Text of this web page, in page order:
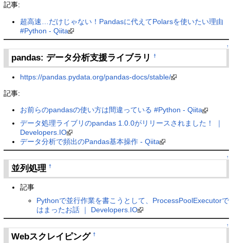
記事:
超高速…だけじゃない！Pandasに代えてPolarsを使いたい理由
#Python - Qiita
↑
pandas: データ分析支援ライブラリ†
https://pandas.pydata.org/pandas-docs/stable/
記事:
お前らのpandasの使い方は間違っている #Python - Qiita
データ処理ライブリのpandas 1.0.0がリリースされました！ ｜
Developers.IO
データ分析で頻出のPandas基本操作 - Qiita
↑
並列処理†
記事
Pythonで並行作業を書こうとして、ProcessPoolExecutorで
はまったお話 ｜ Developers.IO
↑
Webスクレイピング†